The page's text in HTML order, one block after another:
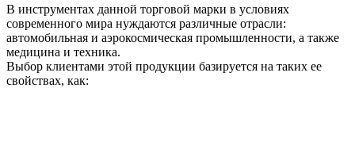
В инструментах данной торговой марки в условиях
современного мира нуждаются различные отрасли:
автомобильная и аэрокосмическая промышленности, а также
медицина и техника.
Выбор клиентами этой продукции базируется на таких ее
свойствах, как: